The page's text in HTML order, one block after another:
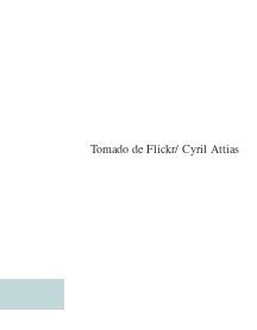
Tomado de Flickr/ Cyril Attias